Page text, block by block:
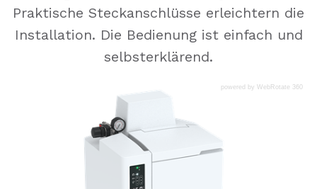
Praktische Steckanschlüsse erleichtern die
Installation. Die Bedienung ist einfach und
selbsterklärend.
powered by WebRotate 360